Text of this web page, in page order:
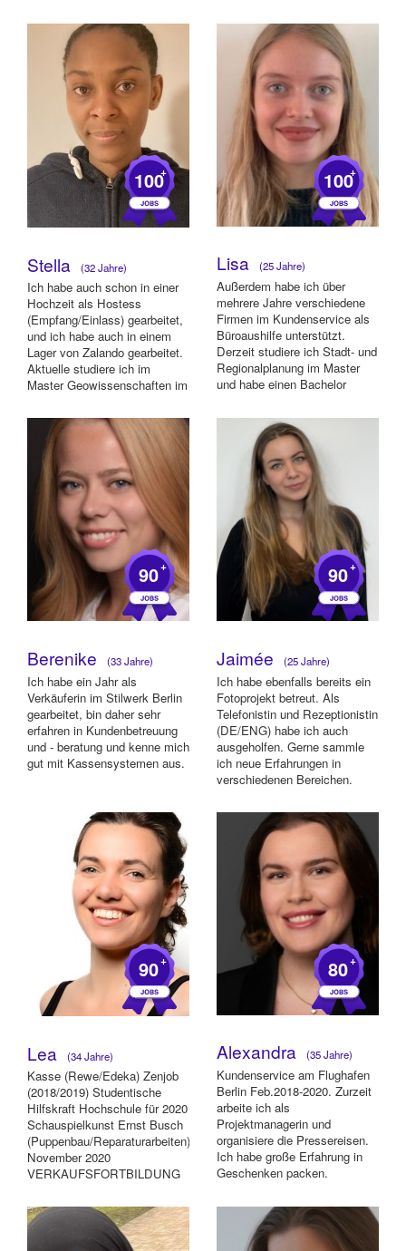
100+
Stella (32 Jahre)
Ich habe auch schon in einer
Hochzeit als Hostess
(Empfang/Einlass) gearbeitet,
und ich habe auch in einem
Lager von Zalando gearbeitet.
Aktuelle studiere ich im
Master Geowissenschaften im
100+
Lisa (25 Jahre)
Außerdem habe ich über
mehrere Jahre verschiedene
Firmen im Kundenservice als
Büroaushilfe unterstützt.
Derzeit studiere ich Stadt- und
Regionalplanung im Master
und habe einen Bachelor
90+
Berenike (33 Jahre)
Ich habe ein Jahr als
Verkäuferin im Stilwerk Berlin
gearbeitet, bin daher sehr
erfahren in Kundenbetreuung
und - beratung und kenne mich
gut mit Kassensystemen aus.
90+
Jaimée (25 Jahre)
Ich habe ebenfalls bereits ein
Fotoprojekt betreut. Als
Telefonistin und Rezeptionistin
(DE/ENG) habe ich auch
ausgeholfen. Gerne sammle
ich neue Erfahrungen in
verschiedenen Bereichen.
90+
Lea (34 Jahre)
Kasse (Rewe/Edeka) Zenjob
(2018/2019) Studentische
Hilfskraft Hochschule für 2020
Schauspielkunst Ernst Busch
(Puppenbau/Reparaturarbeiten)
November 2020
VERKAUFSFORTBILDUNG
80+
Alexandra (35 Jahre)
Kundenservice am Flughafen
Berlin Feb.2018-2020. Zurzeit
arbeite ich als
Projektmanagerin und
organisiere die Pressereisen.
Ich habe große Erfahrung in
Geschenken packen.